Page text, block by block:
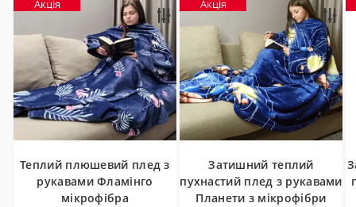
Акція
Теплий плюшевий плед з
рукавами Фламінго
мікрофібра
Акція
Затишний теплий
пухнастий плед з рукавами
Планети з мікрофібри